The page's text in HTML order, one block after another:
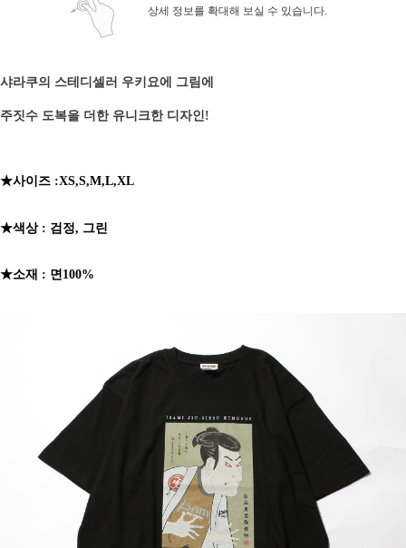
상세 정보를 확대해 보실 수 있습니다.
샤라쿠의 스테디셀러 우키요에 그림에
주짓수 도복을 더한 유니크한 디자인!
★사이즈 :XS,S,M,L,XL
★색상 : 검정, 그린
★소재 : 면100%